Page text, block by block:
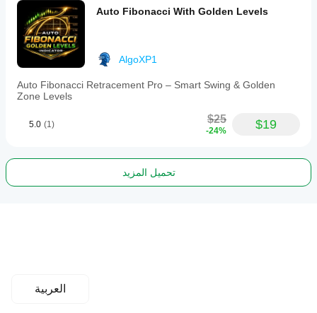
Auto Fibonacci With Golden Levels
AlgoXP1
Auto Fibonacci Retracement Pro – Smart Swing & Golden
Zone Levels
5.0 (1) $25
-24% $19
تحميل المزيد
العربية